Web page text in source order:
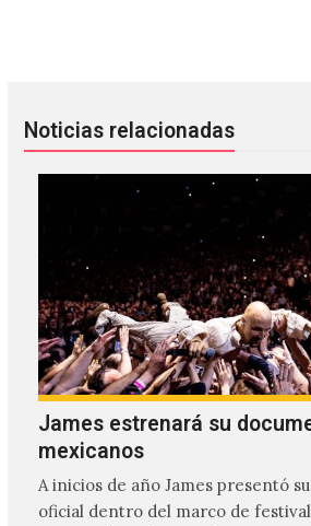
Noticias relacionadas
James estrenará su
mexicanos
A inicios de año James presentó
oficial dentro del marco de